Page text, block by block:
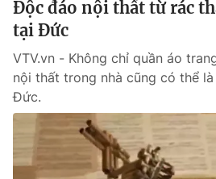
Độc đáo nội thất từ rác
tại Đức
VTV.vn - Không chỉ quần áo
nội thất trong nhà cũng có thể
Đức.